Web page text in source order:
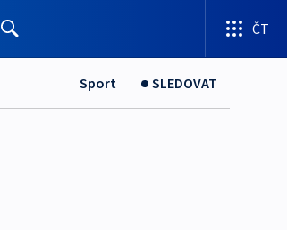
ČT
Sport SLEDOVAT